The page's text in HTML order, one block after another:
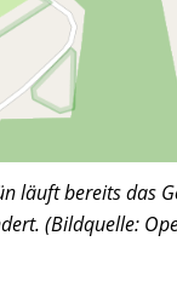
läuft bereits das
(Bildquelle: